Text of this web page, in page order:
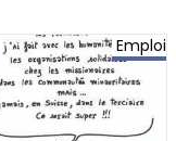
Emploi